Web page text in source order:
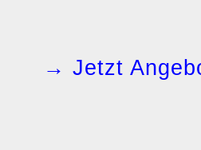
→ Jetzt